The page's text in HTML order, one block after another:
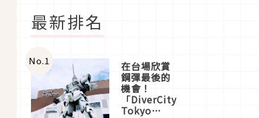
最新排名
No.1 在台場欣賞
鋼彈最後的
機會！
「DiverCity
Tokyo